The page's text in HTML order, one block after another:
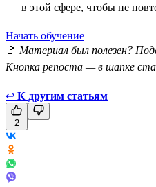
в этой сфере, чтобы не
Начать обучение
🚩 Материал был полезен?
Кнопка репоста — в шапке
↩ К другим статьям
2